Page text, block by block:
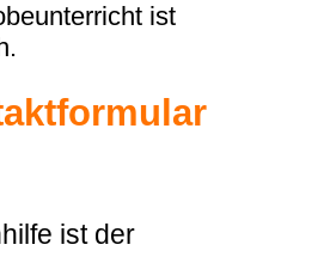
ist
ist der